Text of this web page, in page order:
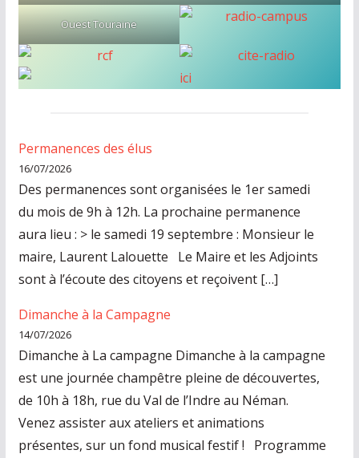
i
d
o
t
i
e
s
c
a
q
u
e
s
e
Ouest Touraine
Permanences des élus
16/07/2026
Des permanences sont organisées le 1er samedi
du mois de 9h à 12h. La prochaine permanence
aura lieu : > le samedi 19 septembre : Monsieur le
maire, Laurent Lalouette Le Maire et les Adjoints
sont à l’écoute des citoyens et reçoivent […]
Dimanche à la Campagne
14/07/2026
Dimanche à La campagne Dimanche à la campagne
est une journée champêtre pleine de découvertes,
de 10h à 18h, rue du Val de l’Indre au Néman.
Venez assister aux ateliers et animations
présentes, sur un fond musical festif ! Programme